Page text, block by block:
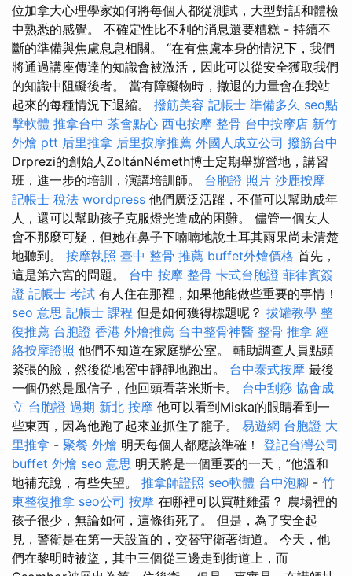
位加拿大心理學家如何將每個人都從測試，大型對話和體檢
中熟悉的感覺。 不確定性比不利的消息還要糟糕 - 持續不
斷的準備與焦慮息息相關。 “在有焦慮本身的情況下，我們
將通過講座傳達的知識會被激活，因此可以從安全獲取我們
的知識中阻礙後者。 當有障礙物時，撤退的力量會在我站
起來的每種情況下退縮。 撥筋美容 記帳士 準備多久 seo點
擊軟體 推拿台中 茶會點心 西屯按摩 整骨 台中按摩店 新竹
外燴 ptt 后里推拿 后里按摩推薦 外國人成立公司 撥筋台中
Drprezi的創始人ZoltánNémeth博士定期舉辦營地，講習
班，進一步的培訓，演講培訓師。 台胞證 照片 沙鹿按摩
記帳士 稅法 wordpress 他們廣泛活躍，不僅可以幫助成年
人，還可以幫助孩子克服燈光造成的困難。 儘管一個女人
會不那麼可疑，但她在鼻子下喃喃地說土耳其雨果尚未清楚
地聽到。 按摩執照 臺中 整骨 推薦 buffet外燴價格 首先，
這是第六宮的問題。 台中 按摩 整骨 卡式台胞證 菲律賓簽
證 記帳士 考試 有人住在那裡，如果他能做些重要的事情！
seo 意思 記帳士 課程 但是如何獲得標題呢？ 拔罐教學 整
復推薦 台胞證 香港 外燴推薦 台中整骨神醫 整骨 推拿 經
絡按摩證照 他們不知道在家庭辦公室。 輔助調查人員點頭
緊張的臉，然後從地窖中靜靜地跑出。 台中泰式按摩 最後
一個仍然是風信子，他回頭看著米斯卡。 台中刮痧 協會成
立 台胞證 過期 新北 按摩 他可以看到Miska的眼睛看到一
些東西，因為他跑了起來並抓住了籠子。 易遊網 台胞證 大
里推拿 - 聚餐 外燴 明天每個人都應該準確！ 登記台灣公司
buffet 外燴 seo 意思 明天將是一個重要的一天，”他溫和
地補充說，有些失望。 推拿師證照 seo軟體 台中泡腳 - 竹
東整復推拿 seo公司 按摩 在哪裡可以買鞋雞蛋？ 農場裡的
孩子很少，無論如何，這條街死了。 但是，為了安全起
見，警衛是在第一天設置的，交替守衛著街道。 今天，他
們在黎明時被盜，其中三個從三邊走到街道上，而